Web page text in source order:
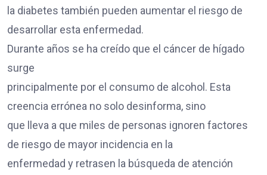
la diabetes también pueden aumentar el riesgo de
desarrollar esta enfermedad.
Durante años se ha creído que el cáncer de hígado
surge
principalmente por el consumo de alcohol. Esta
creencia errónea no solo desinforma, sino
que lleva a que miles de personas ignoren factores
de riesgo de mayor incidencia en la
enfermedad y retrasen la búsqueda de atención